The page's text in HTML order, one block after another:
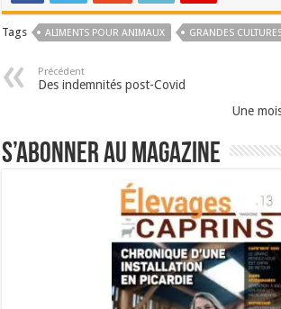
Tags ALIMENTS POUR ANIMAUX GRANDES
Précédent
Des indemnités post-Covid
Une
S’abonner au magazine